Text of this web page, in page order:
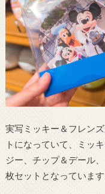
実写ミッキー＆フレン
トになっていて、ミッ
ジー、チップ＆デール
枚セットとなっています